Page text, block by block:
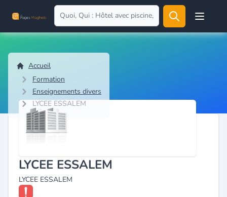
Open
Accueil
Formation
Enseignements divers
LYCEE ESSALEM
LYCEE ESSALEM
LYCEE ESSALEM